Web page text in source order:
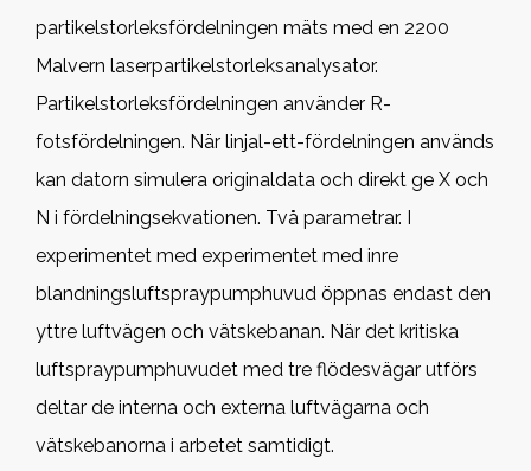
partikelstorleksfördelningen mäts med en 2200
Malvern laserpartikelstorleksanalysator.
Partikelstorleksfördelningen använder R-
fotsfördelningen. När linjal-ett-fördelningen används
kan datorn simulera originaldata och direkt ge X och
N i fördelningsekvationen. Två parametrar. I
experimentet med experimentet med inre
blandningsluftspraypumphuvud öppnas endast den
yttre luftvägen och vätskebanan. När det kritiska
luftspraypumphuvudet med tre flödesvägar utförs
deltar de interna och externa luftvägarna och
vätskebanorna i arbetet samtidigt.